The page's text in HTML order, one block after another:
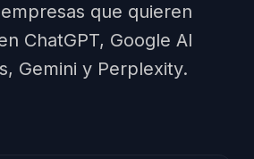
que quieren
ChatGPT, Google AI
Gemini y Perplexity.